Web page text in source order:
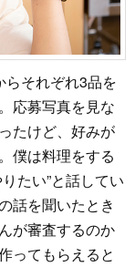
らそれぞれ3品を
応募写真を見な
たけど、好みが
僕は料理をする
たい”と話してい
話を聞いたとき
が審査するのか
ってもらえると